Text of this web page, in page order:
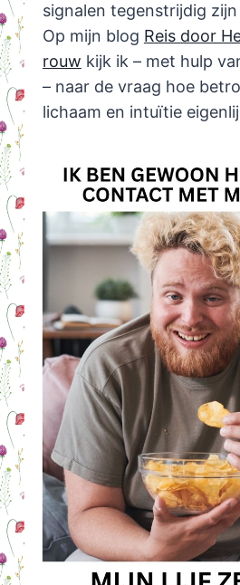
signalen tegenstrijdig
Op mijn blog Reis door
rouw kijk ik – met hulp
– naar de vraag hoe
lichaam en intuïtie